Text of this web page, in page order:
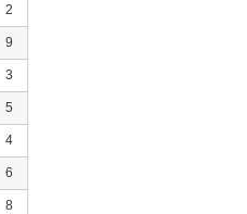
2
9
3
5
4
6
8